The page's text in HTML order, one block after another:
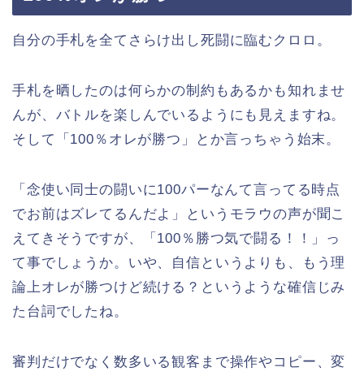
自分の手札を全てさらけ出し死闘に臨むクロロ。
手札を晒したのは何らかの制約もあるかも知れませ
んが、バトルを楽しんでいるようにも見えますね。
そして「100％オレが勝つ」とか言っちゃう始末。
「念使い同士の闘いに100パーなんて言ってる時点
でお前はズレてるんだよ」というモラウの声が聞こ
えてきそうですが、「100％勝つ気で闘る！！」っ
て事でしょうか。いや、自信というよりも、もう理
論上オレが勝つけど続ける？というような確信じみ
た台詞でしたね。
審判だけでなく数多いる観客まで操作やコピー、変